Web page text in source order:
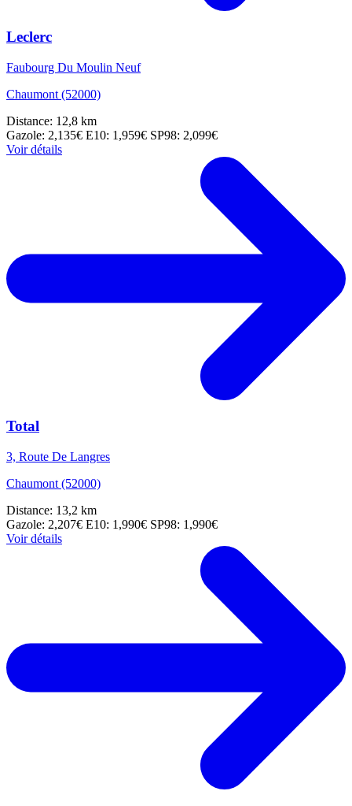
Leclerc
Faubourg Du Moulin Neuf
Chaumont (52000)
Distance: 12,8 km
Gazole: 2,135€ E10: 1,959€ SP98: 2,099€
Voir détails
Total
3, Route De Langres
Chaumont (52000)
Distance: 13,2 km
Gazole: 2,207€ E10: 1,990€ SP98: 1,990€
Voir détails